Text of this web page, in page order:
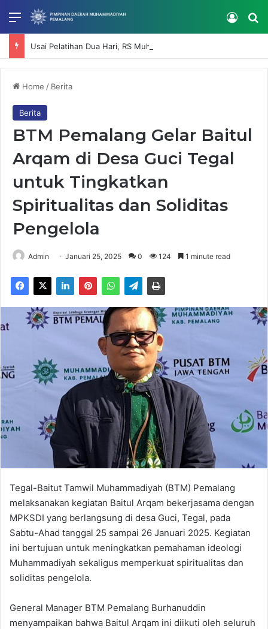
Menu Log In
Home / Berita
Berita
BTM Pemalang Gelar Baitul
Arqam di Desa Guci Tegal
untuk Tingkatkan
Spiritualitas dan Soliditas
Pengelola
Admin Januari 25, 2025 0 124 1 minute read
Tegal-Baitut Tamwil Muhammadiyah (BTM) Pemalang
melaksanakan kegiatan Baitul Arqam bekerjasama dengan
MPKSDI yang berlangsung di desa Guci, Tegal, pada
Sabtu-Ahad tanggal 25 sampai 26 Januari 2025. Kegiatan
ini bertujuan untuk meningkatkan pemahaman ideologi
Muhammadiyah sekaligus memperkuat spiritualitas dan
soliditas pengelola.
General Manager BTM Pemalang Burhanuddin
menyampaikan bahwa Baitul Arqam ini diikuti oleh seluruh